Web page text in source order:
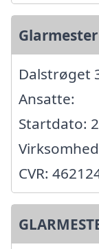
Dalstrøget
Ansatte:
Startdato:
CVR: